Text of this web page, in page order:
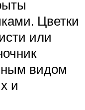
Цветки
или
видом
и